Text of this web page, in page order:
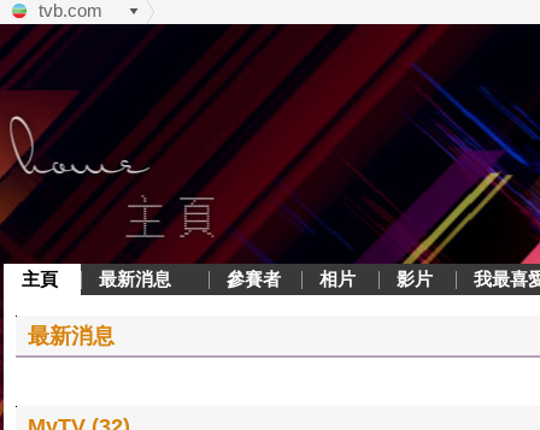
tvb.com
主頁 最新消息 參賽者 相片 影片 我最喜
最新消息